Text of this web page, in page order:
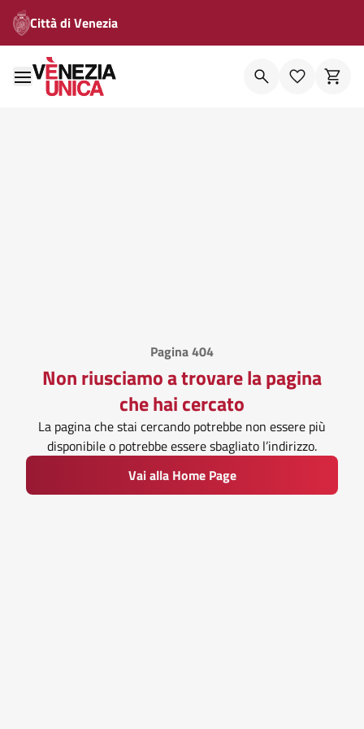
Città di Venezia
Pagina 404
Non riusciamo a trovare la pagina
che hai cercato
La pagina che stai cercando potrebbe non essere più
disponibile o potrebbe essere sbagliato l’indirizzo.
Vai alla Home Page